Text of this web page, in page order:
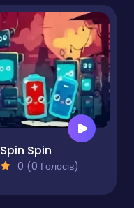
Spin Spin
0 (0 Голосів)